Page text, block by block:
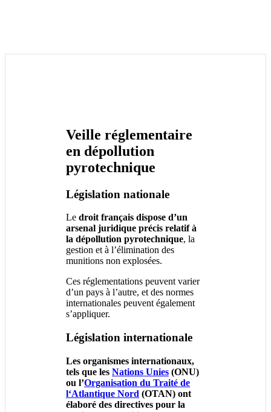
Veille réglementaire
en dépollution
pyrotechnique
Législation nationale
Le droit français dispose d’un
arsenal juridique précis relatif à
la dépollution pyrotechnique, la
gestion et à l’élimination des
munitions non explosées.
Ces réglementations peuvent varier
d’un pays à l’autre, et des normes
internationales peuvent également
s’appliquer.
Législation internationale
Les organismes internationaux,
tels que les Nations Unies (ONU)
ou l’Organisation du Traité de
l‘Atlantique Nord (OTAN) ont
élaboré des directives pour la